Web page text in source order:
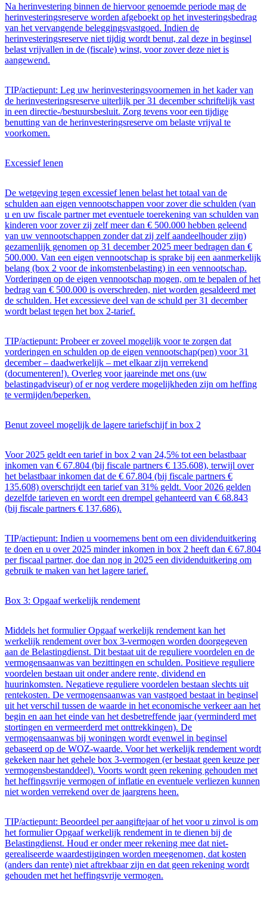
Na herinvestering binnen de hiervoor genoemde periode mag de
herinvesteringsreserve worden afgeboekt op het investeringsbedrag
van het vervangende beleggingsvastgoed. Indien de
herinvesteringsreserve niet tijdig wordt benut, zal deze in beginsel
belast vrijvallen in de (fiscale) winst, voor zover deze niet is
aangewend.
TIP/actiepunt: Leg uw herinvesteringsvoornemen in het kader van
de herinvesteringsreserve uiterlijk per 31 december schriftelijk vast
in een directie-/bestuursbesluit. Zorg tevens voor een tijdige
benutting van de herinvesteringsreserve om belaste vrijval te
voorkomen.
Excessief lenen
De wetgeving tegen excessief lenen belast het totaal van de
schulden aan eigen vennootschappen voor zover die schulden (van
u en uw fiscale partner met eventuele toerekening van schulden van
kinderen voor zover zij zelf meer dan € 500.000 hebben geleend
van uw vennootschappen zonder dat zij zelf aandeelhouder zijn)
gezamenlijk genomen op 31 december 2025 meer bedragen dan €
500.000. Van een eigen vennootschap is sprake bij een aanmerkelijk
belang (box 2 voor de inkomstenbelasting) in een vennootschap.
Vorderingen op de eigen vennootschap mogen, om te bepalen of het
bedrag van € 500.000 is overschreden, niet worden gesaldeerd met
de schulden. Het excessieve deel van de schuld per 31 december
wordt belast tegen het box 2-tarief.
TIP/actiepunt: Probeer er zoveel mogelijk voor te zorgen dat
vorderingen en schulden op de eigen vennootschap(pen) voor 31
december – daadwerkelijk – met elkaar zijn verrekend
(documenteren!). Overleg voor jaareinde met ons (uw
belastingadviseur) of er nog verdere mogelijkheden zijn om heffing
te vermijden/beperken.
Benut zoveel mogelijk de lagere tariefschijf in box 2
Voor 2025 geldt een tarief in box 2 van 24,5% tot een belastbaar
inkomen van € 67.804 (bij fiscale partners € 135.608), terwijl over
het belastbaar inkomen dat de € 67.804 (bij fiscale partners €
135.608) overschrijdt een tarief van 31% geldt. Voor 2026 gelden
dezelfde tarieven en wordt een drempel gehanteerd van € 68.843
(bij fiscale partners € 137.686).
TIP/actiepunt: Indien u voornemens bent om een dividenduitkering
te doen en u over 2025 minder inkomen in box 2 heeft dan € 67.804
per fiscaal partner, doe dan nog in 2025 een dividenduitkering om
gebruik te maken van het lagere tarief.
Box 3: Opgaaf werkelijk rendement
Middels het formulier Opgaaf werkelijk rendement kan het
werkelijk rendement over box 3-vermogen worden doorgegeven
aan de Belastingdienst. Dit bestaat uit de reguliere voordelen en de
vermogensaanwas van bezittingen en schulden. Positieve reguliere
voordelen bestaan uit onder andere rente, dividend en
huurinkomsten. Negatieve reguliere voordelen bestaan slechts uit
rentekosten. De vermogensaanwas van vastgoed bestaat in beginsel
uit het verschil tussen de waarde in het economische verkeer aan het
begin en aan het einde van het desbetreffende jaar (verminderd met
stortingen en vermeerderd met onttrekkingen). De
vermogensaanwas bij woningen wordt evenwel in beginsel
gebaseerd op de WOZ-waarde. Voor het werkelijk rendement wordt
gekeken naar het gehele box 3-vermogen (er bestaat geen keuze per
vermogensbestanddeel). Voorts wordt geen rekening gehouden met
het heffingsvrije vermogen of inflatie en eventuele verliezen kunnen
niet worden verrekend over de jaargrens heen.
TIP/actiepunt: Beoordeel per aangiftejaar of het voor u zinvol is om
het formulier Opgaaf werkelijk rendement in te dienen bij de
Belastingdienst. Houd er onder meer rekening mee dat niet-
gerealiseerde waardestijgingen worden meegenomen, dat kosten
(anders dan rente) niet aftrekbaar zijn en dat geen rekening wordt
gehouden met het heffingsvrije vermogen.